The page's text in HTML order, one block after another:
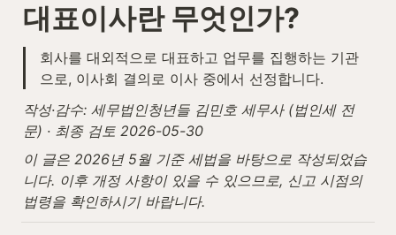
대표이사란 무엇인가?
회사를 대외적으로 대표하고 업무를 집행하는 기관
으로, 이사회 결의로 이사 중에서 선정합니다.
작성·감수: 세무법인청년들 김민호 세무사 (법인세 전
문) · 최종 검토 2026-05-30
이 글은 2026년 5월 기준 세법을 바탕으로 작성되었습
니다. 이후 개정 사항이 있을 수 있으므로, 신고 시점의
법령을 확인하시기 바랍니다.